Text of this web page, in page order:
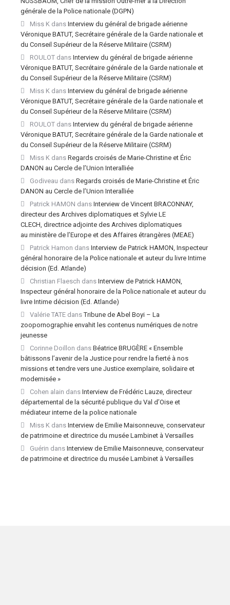
générale de la Police nationale (DGPN)
Miss K dans Interview du général de brigade aérienne
Véronique BATUT, Secrétaire générale de la Garde nationale et
du Conseil Supérieur de la Réserve Militaire (CSRM)
ROULOT dans Interview du général de brigade aérienne
Véronique BATUT, Secrétaire générale de la Garde nationale et
du Conseil Supérieur de la Réserve Militaire (CSRM)
Miss K dans Interview du général de brigade aérienne
Véronique BATUT, Secrétaire générale de la Garde nationale et
du Conseil Supérieur de la Réserve Militaire (CSRM)
ROULOT dans Interview du général de brigade aérienne
Véronique BATUT, Secrétaire générale de la Garde nationale et
du Conseil Supérieur de la Réserve Militaire (CSRM)
Miss K dans Regards croisés de Marie-Christine et Éric
DANON au Cercle de l’Union Interalliée
Godiveau dans Regards croisés de Marie-Christine et Éric
DANON au Cercle de l’Union Interalliée
Patrick HAMON dans Interview de Vincent BRACONNAY,
directeur des Archives diplomatiques et Sylvie LE
CLECH, directrice adjointe des Archives diplomatiques
au ministère de l’Europe et des Affaires étrangères (MEAE)
Patrick Hamon dans Interview de Patrick HAMON, Inspecteur
général honoraire de la Police nationale et auteur du livre Intime
décision (Ed. Atlande)
Christian Flaesch dans Interview de Patrick HAMON,
Inspecteur général honoraire de la Police nationale et auteur du
livre Intime décision (Ed. Atlande)
Valérie TATE dansTribune de Abel Boyi – La
zoopornographie envahit les contenus numériques de notre
jeunesse
Corinne Doillon dans Béatrice BRUGÈRE « Ensemble
bâtissons l’avenir de la Justice pour rendre la fierté à nos
missions et tendre vers une Justice exemplaire, solidaire et
modernisée »
Cohen alain dans Interview de Frédéric Lauze, directeur
départemental de la sécurité publique du Val d’Oise et
médiateur interne de la police nationale
Miss K dans Interview de Emilie Maisonneuve, conservateur
de patrimoine et directrice du musée Lambinet à Versailles
Guérin dans Interview de Emilie Maisonneuve, conservateur
de patrimoine et directrice du musée Lambinet à Versailles